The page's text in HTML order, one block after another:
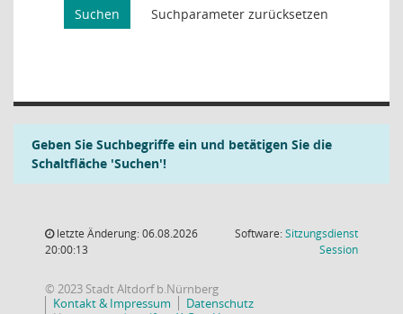
Geben Sie Suchbegriffe ein und betätigen Sie die
Schaltfläche 'Suchen'!
letzte Änderung: 06.08.2026
20:00:13
Software:Sitzungsdienst
Session(Wird in
© 2023 Stadt Altdorf b.Nürnberg
Kontakt & Impressum
Datenschutz